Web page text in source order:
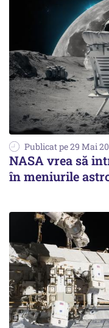
Publicat pe 29 Mai
NASA vrea să
în meniurile